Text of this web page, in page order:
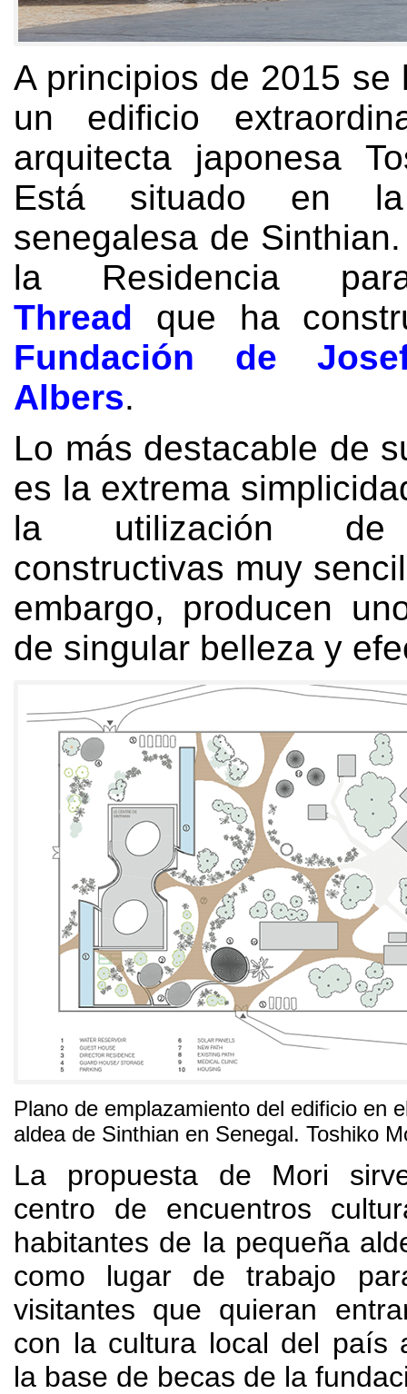
A principios de 2015 se
un edificio
arquitecta japonesa
Está situado en la
senegalesa de Sinthian
la Residencia
Thread que ha
Fundación de
Albers.
Lo más destacable de
es la extrema
la utilización de
constructivas muy
embargo, producen
de singular belleza y
Plano de emplazamiento del edificio en
aldea de Sinthian en Senegal. Toshiko
La propuesta de Mori
centro de encuentros
habitantes de la pequeña
como lugar de trabajo
visitantes que quieran
con la cultura local del país
la base de becas de la